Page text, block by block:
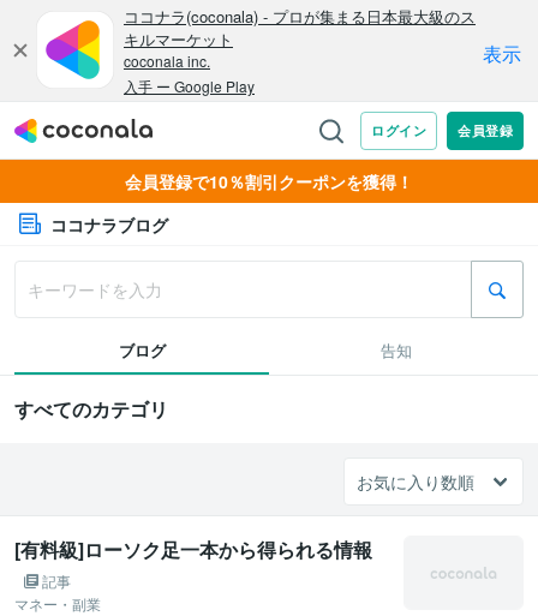
会員登録で10％割引クーポンを獲得！
ココナラブログ
ブログ 告知
すべてのカテゴリ
[有料級]ローソク足一本から得られる情報
記事
マネー・副業